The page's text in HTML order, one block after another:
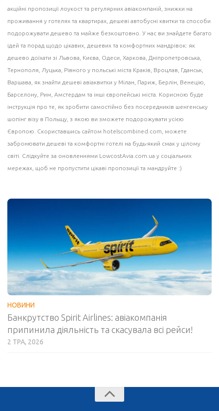
акційні пропозиції лоукост та регулярних авіакомпаній, знижки на
проживання у готелях та квартирах, дешеві автобусні квитки та способи
подорожувати дешево та майже безкоштовно. У нас ви знайдете багато
ідей та порад щодо цікавих, дешевих та комфортних мандрівок: як
дешево доїхати зі Львова, Києва, Одеси, Харкова, Дніпропетровська,
Тернополя, Луцька, Рівного у польські міста Краків , Вроцлав, Гданськ
Варшава , як знайти дешеві авіаквитки у Мілан , Париж, Берлін, Венецію,
Барселону , Рим, Амстердам та інші європейські міста. Корисною буде
інструкція про те, як зробити самостійно без посередників шенгенську
шопінг візу в Польщу, з якою ви зможете подорожувати усією
Європою. Скориставшись сайтом hotelscombined.com , можете
забронювати дешеві та комфортні готелі на будь-який смак у цілому
світі. Слідкуйте за оновленнями LowcostAvia.com.ua у соціальних
мережах, щоб не пропустити цікаві пропозиції та мандруйте :)
НОВИНИ
Банкрутство Spirit Airlines: авіакомпанія
припинила діяльність та скасувала всі рейси!
2 ТРА, 2026